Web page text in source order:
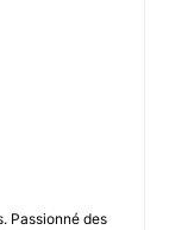
Passionné des